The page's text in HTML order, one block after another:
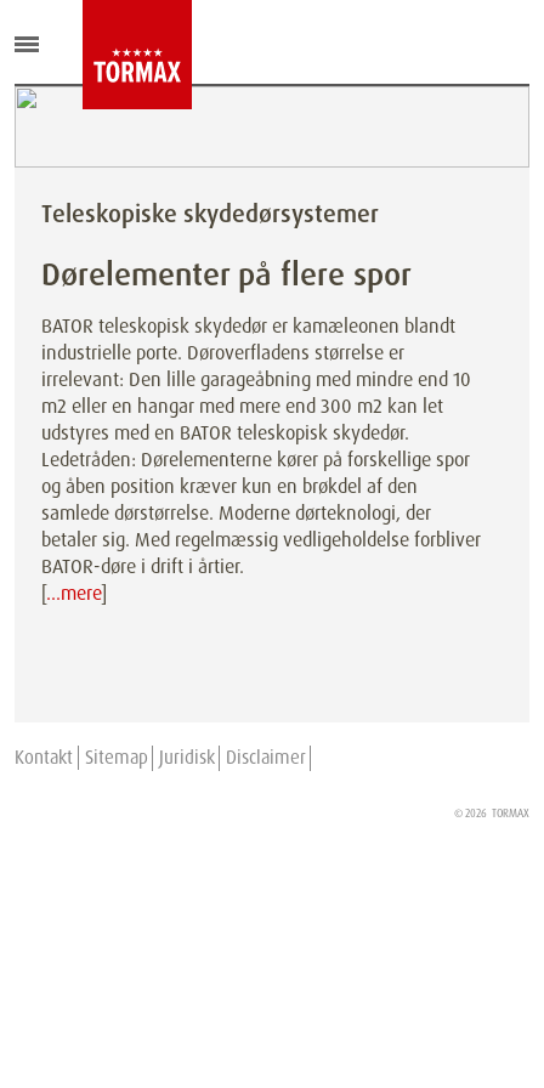
Teleskopiske skydedørsystemer
Dørelementer på flere spor
BATOR teleskopisk skydedør er kamæleonen blandt
industrielle porte. Døroverfladens størrelse er
irrelevant: Den lille garageåbning med mindre end 10
m2 eller en hangar med mere end 300 m2 kan let
udstyres med en BATOR teleskopisk skydedør.
Ledetråden: Dørelementerne kører på forskellige spor
og åben position kræver kun en brøkdel af den
samlede dørstørrelse. Moderne dørteknologi, der
betaler sig. Med regelmæssig vedligeholdelse forbliver
BATOR-døre i drift i årtier.
[…mere]
Kontakt Sitemap Juridisk Disclaimer
© 2026 TORMAX